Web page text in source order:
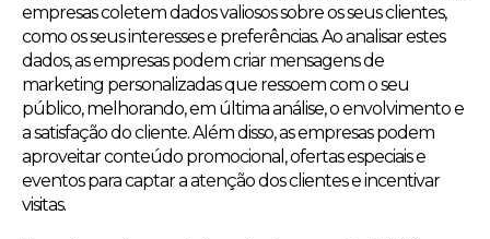
empresas coletem dados valiosos sobre os seus clientes,
como os seus interesses e preferências. Ao analisar estes
dados, as empresas podem criar mensagens de
marketing personalizadas que ressoem com o seu
público, melhorando, em última análise, o envolvimento e
a satisfação do cliente. Além disso, as empresas podem
aproveitar conteúdo promocional, ofertas especiais e
eventos para captar a atenção dos clientes e incentivar
visitas.